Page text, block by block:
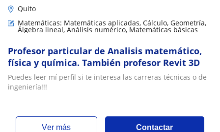
Quito
Matemáticas: Matemáticas aplicadas, Cálculo, Geometría,
Álgebra lineal, Análisis numérico, Matemáticas básicas
Profesor particular de Analisis matemático,
física y química. También profesor Revit 3D
Puedes leer mí perfil si te interesa las carreras técnicas o de
ingeniería!!!
ver más Contactar